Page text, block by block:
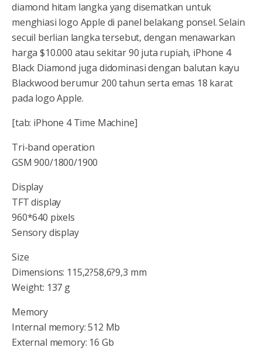
diamond hitam langka yang disematkan untuk
menghiasi logo Apple di panel belakang ponsel. Selain
secuil berlian langka tersebut, dengan menawarkan
harga $10.000 atau sekitar 90 juta rupiah, iPhone 4
Black Diamond juga didominasi dengan balutan kayu
Blackwood berumur 200 tahun serta emas 18 karat
pada logo Apple.
[tab: iPhone 4 Time Machine]
Tri-band operation
GSM 900/1800/1900
Display
TFT display
960*640 pixels
Sensory display
Size
Dimensions: 115,2?58,6?9,3 mm
Weight: 137 g
Memory
Internal memory: 512 Mb
External memory: 16 Gb